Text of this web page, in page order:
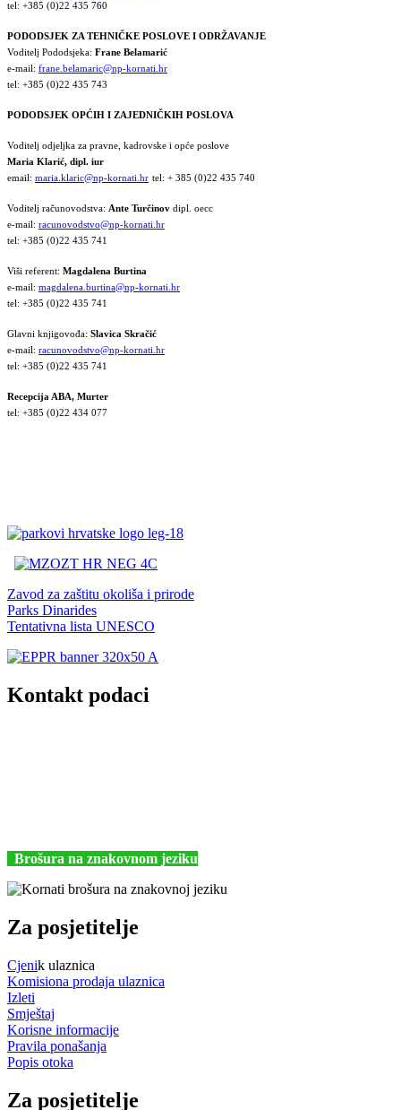
tel: +385 (0)22 435 760
PODODSJEK ZA TEHNIČKE POSLOVE I ODRŽAVANJE
Voditelj Pododsjeka: Frane Belamarić
e-mail: frane.belamaric@np-kornati.hr
tel: +385 (0)22 435 743
PODODSJEK OPĆIH I ZAJEDNIČKIH POSLOVA
Voditelj odjeljka za pravne, kadrovske i opće poslove
Maria Klarić, dipl. iur
email: maria.klaric@np-kornati.hr tel: + 385 (0)22 435 740
Voditelj računovodstva: Ante Turčinov dipl. oecc
e-mail: racunovodstvo@np-kornati.hr
tel: +385 (0)22 435 741
Viši referent: Magdalena Burtina
e-mail: magdalena.burtina@np-kornati.hr
tel: +385 (0)22 435 741
Glavni knjigovođa: Slavica Skračić
e-mail: racunovodstvo@np-kornati.hr
tel: +385 (0)22 435 741
Recepcija ABA, Murter
tel: +385 (0)22 434 077
Zavod za zaštitu okoliša i prirode
Parks Dinarides
Tentativna lista UNESCO
Kontakt podaci
Brošura na znakovnom jeziku
Za posjetitelje
Cjenik ulaznica
Komisiona prodaja ulaznica
Izleti
Smještaj
Korisne informacije
Pravila ponašanja
Popis otoka
Za posjetitelje